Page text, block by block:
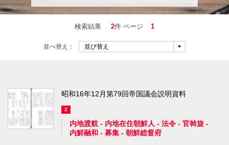
検索結果 2件 ページ 1
並べ替え：
昭和16年12月第79回帝国議会説明資料
2
内地渡航 - 内地在住朝鮮人 - 法令 - 官斡旋 -
内鮮融和 - 募集 - 朝鮮総督府